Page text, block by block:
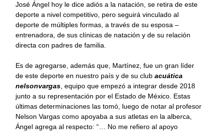
José Ángel hoy le dice adiós a la natación, se retira de este
deporte a nivel competitivo, pero seguirá vinculado al
deporte de múltiples formas, a través de su esposa –
entrenadora, de sus clínicas de natación y de su relación
directa con padres de familia.
Es de agregarse, además que, Martínez, fue un gran líder
de este deporte en nuestro país y de su club acuática
nelsonvargas , equipo que empezó a integrar desde 2018
junto a su representación por el Estado de México. Estas
últimas determinaciones las tomó, luego de notar al profesor
Nelson Vargas como apoyaba a sus atletas en la alberca,
Ángel agrega al respecto: “… No me refiero al apoyo